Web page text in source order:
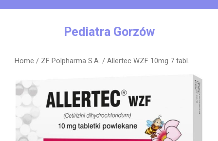
Pediatra Gorzów
Home / ZF Polpharma S.A. / Allertec WZF 10mg 7 tabl.